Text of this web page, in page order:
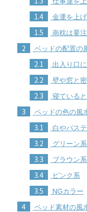
1.4 金運を上
1.5 南枕は要
2 ベッドの配置の
2.1 出入り口
2.2 壁や窓と
2.3 寝ている
3 ベッドの色の風
3.1 白やパス
3.2 グリーン系
3.3 ブラウン系
3.4 ピンク系
3.5 NGカラー
4 ベッド素材の風